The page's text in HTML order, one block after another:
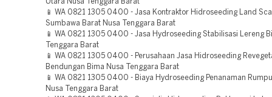
Utara Nusa Tenggara Barat
📱 WA 0821 1305 0400 - Jasa Kontraktor Hidroseeding Land
Sumbawa Barat Nusa Tenggara Barat
📱 WA 0821 1305 0400 - Jasa Hydroseeding Stabilisasi Lereng
Tenggara Barat
📱 WA 0821 1305 0400 - Perusahaan Jasa Hidroseeding
Bendungan Bima Nusa Tenggara Barat
📱 WA 0821 1305 0400 - Biaya Hydroseeding Penanaman
Nusa Tenggara Barat